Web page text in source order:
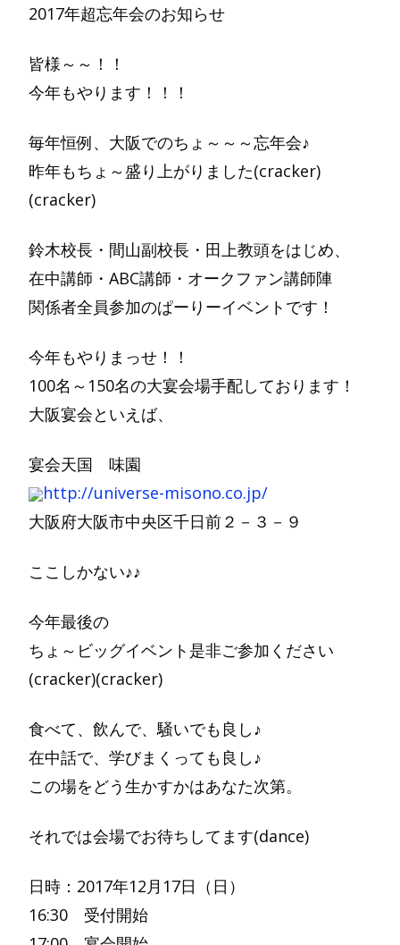
2017年超忘年会のお知らせ
皆様～～！！
今年もやります！！！
毎年恒例、大阪でのちょ～～～忘年会♪
昨年もちょ～盛り上がりました(cracker)
(cracker)
鈴木校長・間山副校長・田上教頭をはじめ、
在中講師・ABC講師・オークファン講師陣
関係者全員参加のぱーりーイベントです！
今年もやりまっせ！！
100名～150名の大宴会場手配しております！
大阪宴会といえば、
宴会天国 味園
http://universe-misono.co.jp/
大阪府大阪市中央区千日前２－３－９
ここしかない♪♪
今年最後の
ちょ～ビッグイベント是非ご参加ください
(cracker)(cracker)
食べて、飲んで、騒いでも良し♪
在中話で、学びまくっても良し♪
この場をどう生かすかはあなた次第。
それでは会場でお待ちしてます(dance)
日時：2017年12月17日（日）
16:30 受付開始